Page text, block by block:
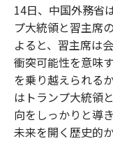
14日、中国外務省
プ大統領と習主席
よると、習主席は
衝突可能性を意味
を乗り越えられる
はトランプ大統領
向をしっかりと導
未来を開く歴史的